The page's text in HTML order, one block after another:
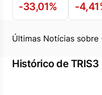
-33,01% -
Últimas Notícias sobre
Histórico de TRIS3